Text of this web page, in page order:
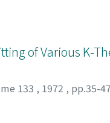
of Various K-
133 , 1972 , pp.35-47